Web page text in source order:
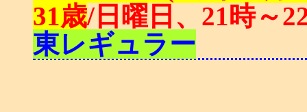
31歳/日曜日、21時～
東レギュラー